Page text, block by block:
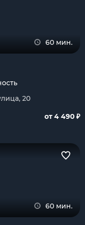
60 мин.
20
от 4 490 ₽
60 мин.